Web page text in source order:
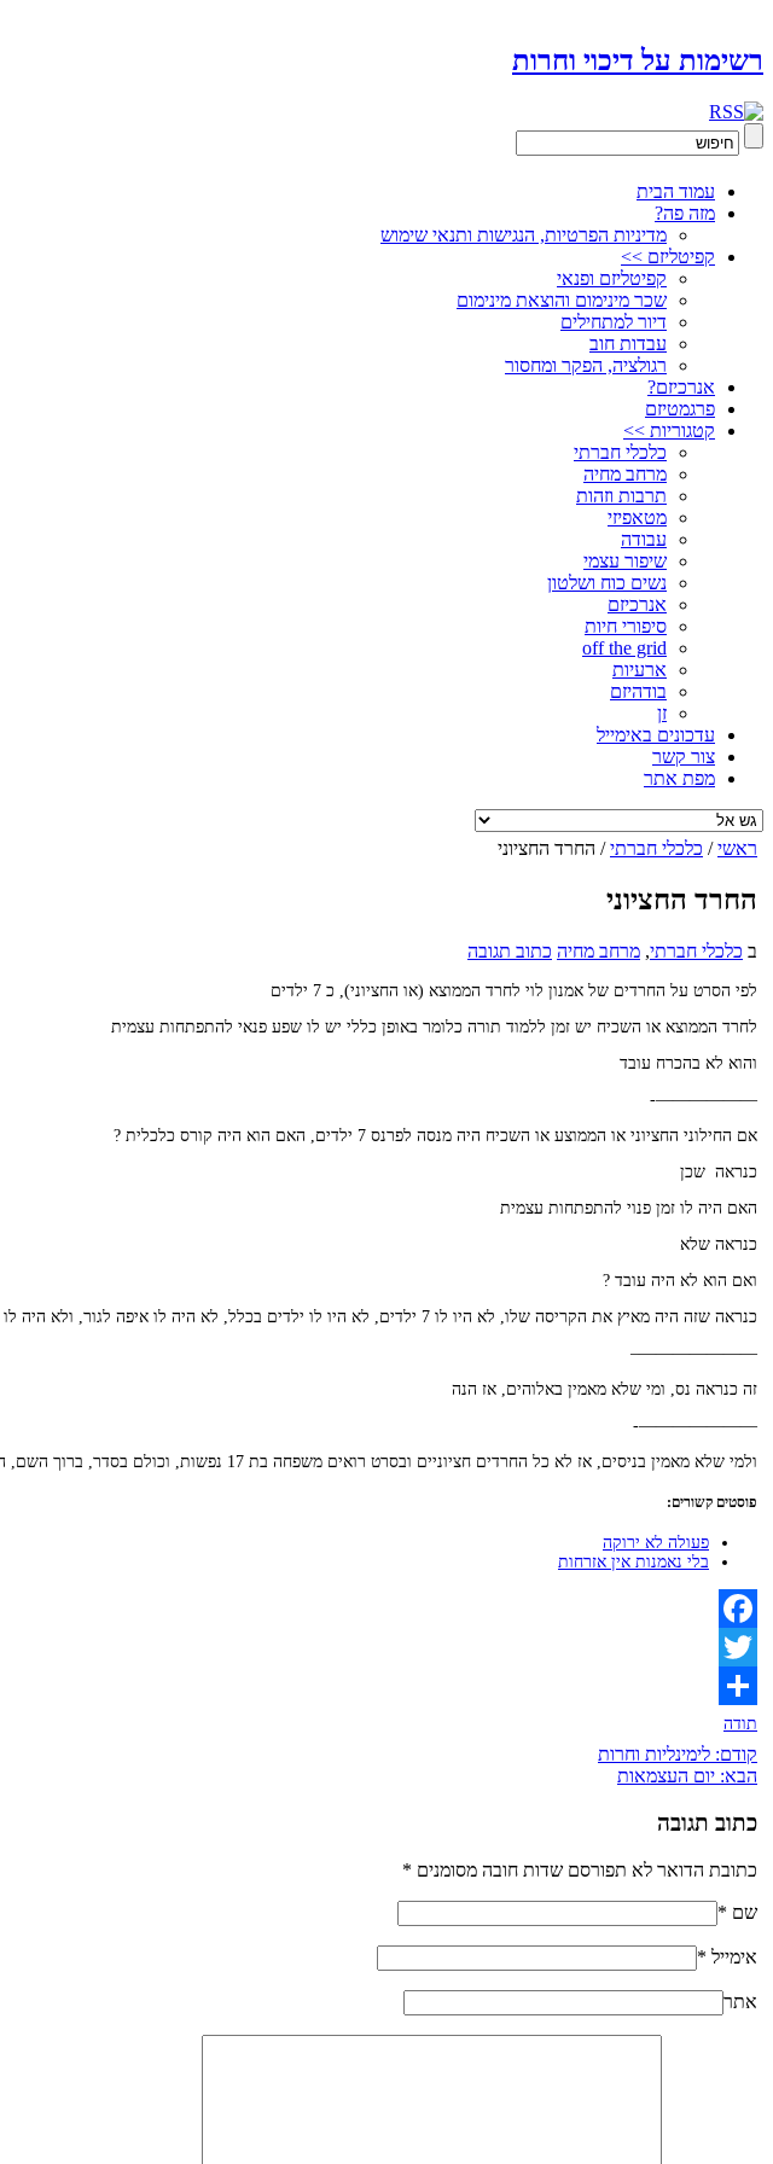
רשימות על דיכוי וחרות
עמוד הבית
מזה פה?
מדיניות הפרטיות, הנגישות ותנאי שימוש
קפיטליזם >>
קפיטליזם ופנאי
שכר מינימום והוצאת מינימום
דיור למתחילים
עבדות חוב
רגולציה, הפקר ומחסור
אנרכיזם?
פרגמטיזם
קטגוריות >>
כלכלי חברתי
מרחב מחיה
תרבות וזהות
מטאפיזי
עבודה
שיפור עצמי
נשים כוח ושלטון
אנרכיזם
סיפורי חיות
off the grid
ארעיות
בודהיזם
זן
עדכונים באימייל
צור קשר
מפת אתר
ראשי/ כלכלי חברתי/ החרד החציוני
החרד החציוני
ב כלכלי חברתי, מרחב מחיה כתוב תגובה
לפי הסרט על החרדים של אמנון לוי לחרד הממוצא (או החציוני), כ 7 ילדים
לחרד הממוצא או השכיח יש זמן ללמוד תורה כלומר באופן כללי יש לו שפע פנאי להתפתחות עצמית
והוא לא בהכרח עובד
——————-
אם החילוני החציוני או הממוצע או השכיח היה מנסה לפרנס 7 ילדים, האם הוא היה קורס כלכלית ?
כנראה שכן
האם היה לו זמן פנוי להתפתחות עצמית
כנראה שלא
ואם הוא לא היה עובד ?
כנראה שזה היה מאיץ את הקריסה שלו, לא היו לו 7 ילדים, לא היו לו ילדים בכלל, לא היה לו איפה לגור, ולא היה לו מה לאכול, אולי הוא היה מתנחל על הספה אצל ההורים אבל זהו.
———————–
זה כנראה נס, ומי שלא מאמין באלוהים, אז הנה
———————-
ולמי שלא מאמין בניסים, אז לא כל החרדים חציוניים ובסרט רואים משפחה בת 17 נפשות, וכולם בסדר, ברוך השם, הסרט ביוטיוב, סליחה שאני לא מסוגל לקשר לדבר הזה
פוסטים קשורים:
פעולה לא ירוקה
בלי נאמנות אין אזרחות
Facebook
Twitter
תודה
קודם: לימינליות וחרות
הבא: יום העצמאות
כתוב תגובה
כתובת הדואר לא תפורסם שדות חובה מסומנים *
שם *
אימייל *
אתר